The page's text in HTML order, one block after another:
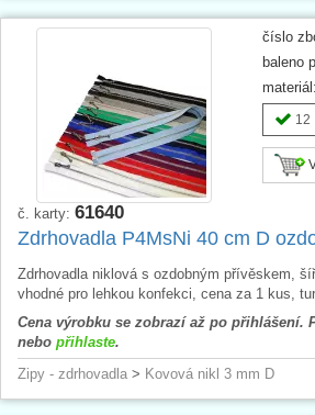
číslo
baleno
materiál:
12
č. karty: 61640
Zdrhovadla P4MsNi 40 cm D
Zdrhovadla niklová s ozdobným přívěskem,
vhodné pro lehkou konfekci, cena za 1 kus,
Cena výrobku se zobrazí až po přihlášení.
nebo přihlaste.
Zipy - zdrhovadla > Kovová nikl 3 mm D